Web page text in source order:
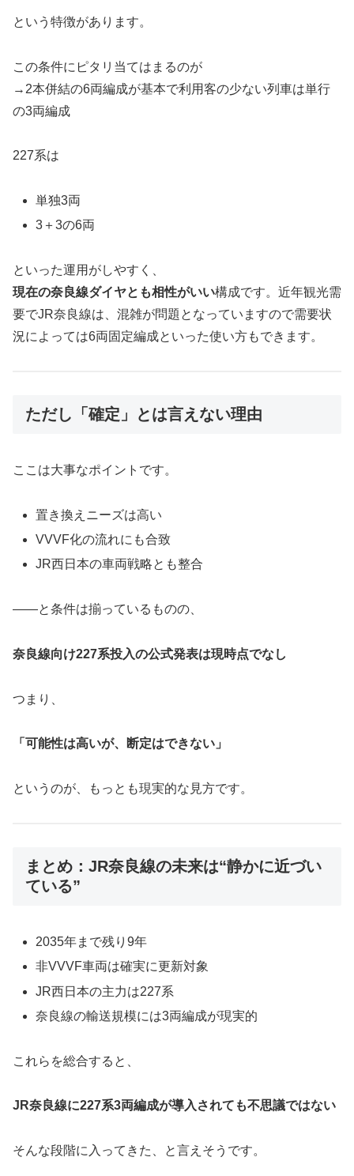
という特徴があります。
この条件にピタリ当てはまるのが
→2本併結の6両編成が基本で利用客の少ない列車は単行
の3両編成
227系は
単独3両
3＋3の6両
といった運用がしやすく、
現在の奈良線ダイヤとも相性がいい構成です。近年観光需
要でJR奈良線は、混雑が問題となっていますので需要状
況によっては6両固定編成といった使い方もできます。
ただし「確定」とは言えない理由
ここは大事なポイントです。
置き換えニーズは高い
VVVF化の流れにも合致
JR西日本の車両戦略とも整合
——と条件は揃っているものの、
奈良線向け227系投入の公式発表は現時点でなし
つまり、
「可能性は高いが、断定はできない」
というのが、もっとも現実的な見方です。
まとめ：JR奈良線の未来は“静かに近づい
ている”
2035年まで残り9年
非VVVF車両は確実に更新対象
JR西日本の主力は227系
奈良線の輸送規模には3両編成が現実的
これらを総合すると、
JR奈良線に227系3両編成が導入されても不思議ではない
そんな段階に入ってきた、と言えそうです。